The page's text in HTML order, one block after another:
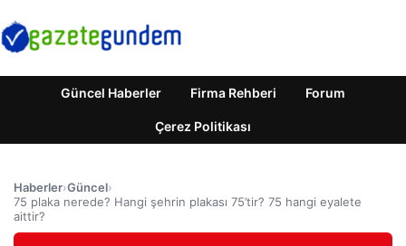
Güncel Haberler Firma Rehberi Forum
Çerez Politikası
Haberler›Güncel›
75 plaka nerede? Hangi şehrin plakası 75’tir? 75 hangi eyalete
aittir?